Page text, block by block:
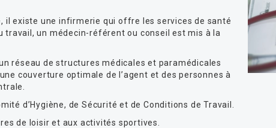
il existe une infirmerie qui offre les services de santé
travail, un médecin-référent ou conseil est mis à la
réseau de structures médicales et paramédicales
couverture optimale de l’agent et des personnes à
d’Hygiène, de Sécurité et de Conditions de Travail.
de loisir et aux activités sportives.